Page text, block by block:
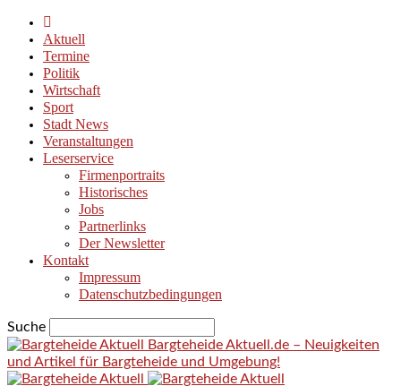
Aktuell
Termine
Politik
Wirtschaft
Sport
Stadt News
Veranstaltungen
Leserservice
Firmenportraits
Historisches
Jobs
Partnerlinks
Der Newsletter
Kontakt
Impressum
Datenschutzbedingungen
Suche
Bargteheide Aktuell.de – Neuigkeiten
und Artikel für Bargteheide und Umgebung!